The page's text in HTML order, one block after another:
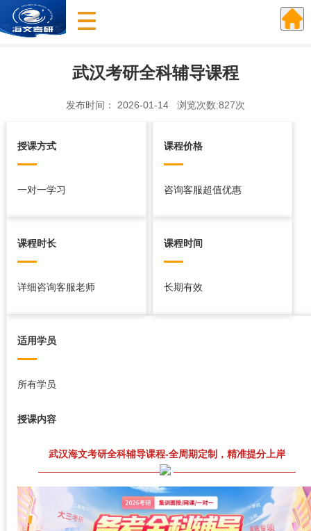
武汉考研全科辅导课程
发布时间： 2026-01-14 浏览次数:827次
授课方式
一对一学习
课程价格
咨询客服超值优惠
课程时长
详细咨询客服老师
课程时间
长期有效
适用学员
所有学员
授课内容
武汉海文考研全科辅导课程-全周期定制，精准提分上岸